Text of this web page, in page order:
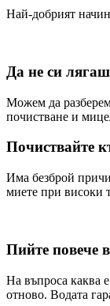
Най-добрият
Да не си
Можем да
почистване и
Почиствайте
Има безброй
миете при високи
Пийте повече
На въпроса каква
отново. Водата